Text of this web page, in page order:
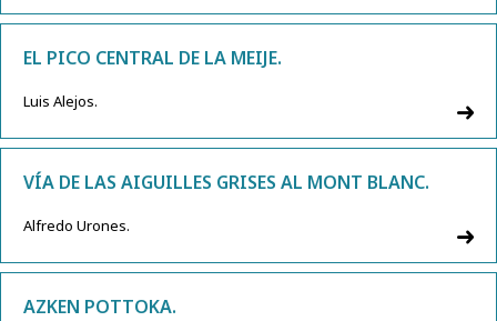
EL PICO CENTRAL DE LA MEIJE.
Luis Alejos.
VÍA DE LAS AIGUILLES GRISES AL MONT BLANC.
Alfredo Urones.
AZKEN POTTOKA.